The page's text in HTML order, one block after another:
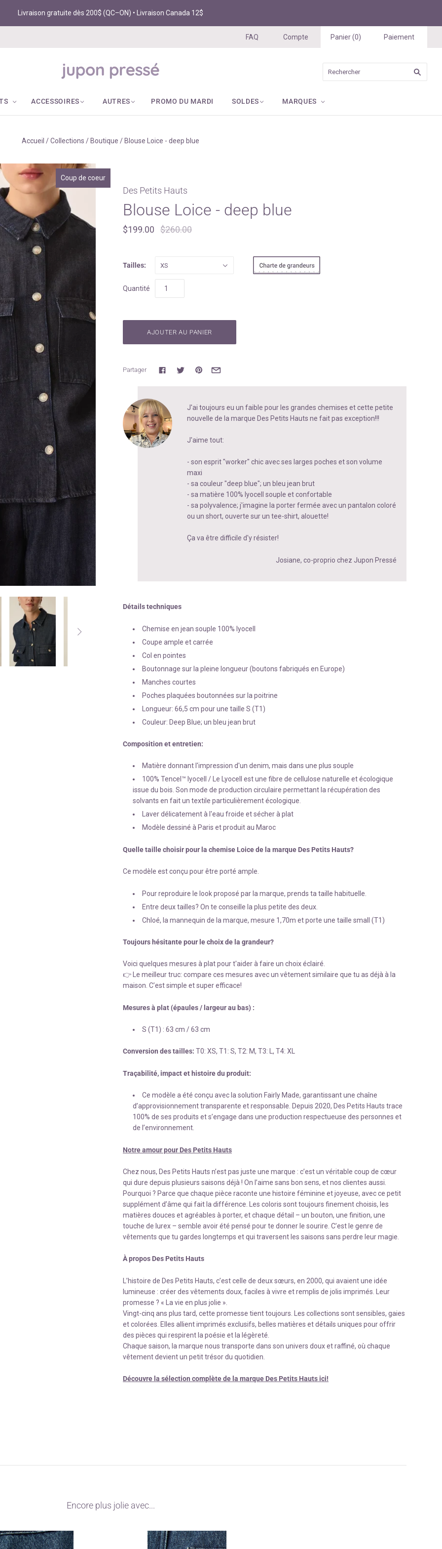
Livraison gratuite dès 200$ (QC–ON) • Livraison Canada 12$
FAQ Compte Panier(0) Paiement
ACCESSOIRES AUTRES PROMO DU MARDI SOLDES MARQUES
Accueil /Collections / Boutique / Blouse Loice - deep blue
Coup de coeur

Des Petits Hauts
Blouse Loice - deep blue
$199.00 $260.00
Tailles: XS
Quantité
Partager
J'ai toujours eu un faible pour les grandes chemises et cette petite
nouvelle de la marque Des Petits Hauts ne fait pas exception!!!
J'aime tout:
- son esprit "worker" chic avec ses larges poches et son volume
maxi
- sa couleur "deep blue"; un bleu jean brut
- sa matière 100% lyocell souple et confortable
- sa polyvalence; j'imagine la porter fermée avec un pantalon coloré
ou un short, ouverte sur un tee-shirt, alouette!
Ça va être difficile d'y résister!
Josiane, co-proprio chez Jupon Pressé
Détails techniques
Chemise en jean souple 100% lyocell
Coupe ample et carrée
Col en pointes
Boutonnage sur la pleine longueur (boutons fabriqués en Europe)
Manches courtes
Poches plaquées boutonnées sur la poitrine
Longueur: 66,5 cm pour une taille S (T1)
Couleur: Deep Blue; un bleu jean brut
Composition et entretien:
Matière donnant l'impression d'un denim, mais dans une plus souple
100% Tencel™ lyocell / Le Lyocell est une fibre de cellulose naturelle et écologique
issue du bois. Son mode de production circulaire permettant la récupération des
solvants en fait un textile particulièrement écologique.
Laver délicatement à l'eau froide et sécher à plat
Modèle dessiné à Paris et produit au Maroc
Quelle taille choisir pour la chemise Loice de la marque Des Petits Hauts?
Ce modèle est conçu pour être porté ample.
Pour reproduire le look proposé par la marque, prends ta taille habituelle.
Entre deux tailles? On te conseille la plus petite des deux.
Chloé, la mannequin de la marque, mesure 1,70m et porte une taille small (T1)
Toujours hésitante pour le choix de la grandeur?
Voici quelques mesures à plat pour t'aider à faire un choix éclairé.
👉 Le meilleur truc: compare ces mesures avec un vêtement similaire que tu as déjà à la
maison. C’est simple et super efficace!
Mesures à plat (épaules / largeur au bas) :
S (T1) : 63 cm / 63 cm
Conversion des tailles: T0: XS, T1: S, T2: M, T3: L, T4: XL
Traçabilité, impact et histoire du produit:
Ce modèle a été conçu avec la solution Fairly Made, garantissant une chaîne
d’approvisionnement transparente et responsable. Depuis 2020, Des Petits Hauts trace
100% de ses produits et s’engage dans une production respectueuse des personnes et
de l’environnement.
Notre amour pour Des Petits Hauts
Chez nous, Des Petits Hauts n’est pas juste une marque : c’est un véritable coup de cœur
qui dure depuis plusieurs saisons déjà ! On l’aime sans bon sens, et nos clientes aussi.
Pourquoi ? Parce que chaque pièce raconte une histoire féminine et joyeuse, avec ce petit
supplément d’âme qui fait la différence. Les coloris sont toujours finement choisis, les
matières douces et agréables à porter, et chaque détail – un bouton, une finition, une
touche de lurex – semble avoir été pensé pour te donner le sourire. C’est le genre de
vêtements que tu gardes longtemps et qui traversent les saisons sans perdre leur magie.
À propos Des Petits Hauts
L’histoire de Des Petits Hauts, c’est celle de deux sœurs, en 2000, qui avaient une idée
lumineuse : créer des vêtements doux, faciles à vivre et remplis de jolis imprimés. Leur
promesse ? « La vie en plus jolie ».
Vingt-cinq ans plus tard, cette promesse tient toujours. Les collections sont sensibles, gaies
et colorées. Elles allient imprimés exclusifs, belles matières et détails uniques pour offrir
des pièces qui respirent la poésie et la légèreté.
Chaque saison, la marque nous transporte dans son univers doux et raffiné, où chaque
vêtement devient un petit trésor du quotidien.
Découvre la sélection complète de la marque Des Petits Hauts ici!
Encore plus jolie avec...